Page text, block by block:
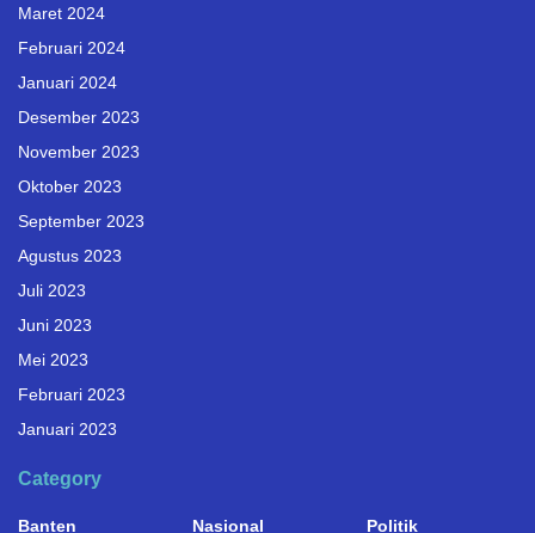
Maret 2024
Februari 2024
Januari 2024
Desember 2023
November 2023
Oktober 2023
September 2023
Agustus 2023
Juli 2023
Juni 2023
Mei 2023
Februari 2023
Januari 2023
Category
Banten Nasional Politik